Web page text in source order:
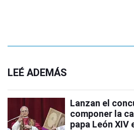
LEÉ ADEMÁS
Lanzan el
componer la
papa León XIV